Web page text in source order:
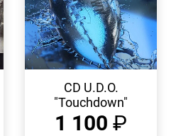
ПРОСМОТР
CD U.D.O.
"Touchdown"
1 100 ₽